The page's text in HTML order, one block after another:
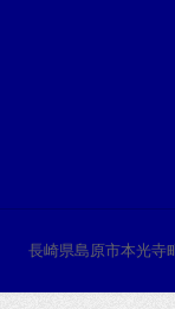
長崎県島原市本光寺